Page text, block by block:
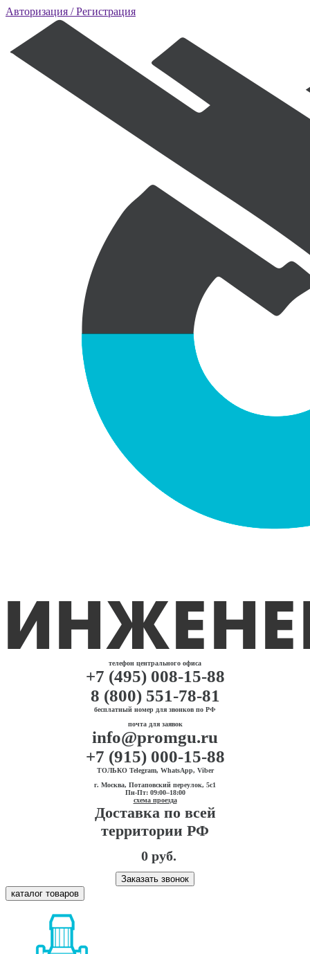
Авторизация / Регистрация
телефон центрального офиса
+7 (495) 008-15-88
8 (800) 551-78-81
бесплатный номер для звонков по РФ
почта для заявок
info@promgu.ru
+7 (915) 000-15-88
ТОЛЬКО Telegram, WhatsApp, Viber
г. Москва, Потаповский переулок, 5с1
Пн-Пт: 09:00–18:00
схема проезда
Доставка по всей
территории РФ
0 руб.
Заказать звонок
каталог товаров